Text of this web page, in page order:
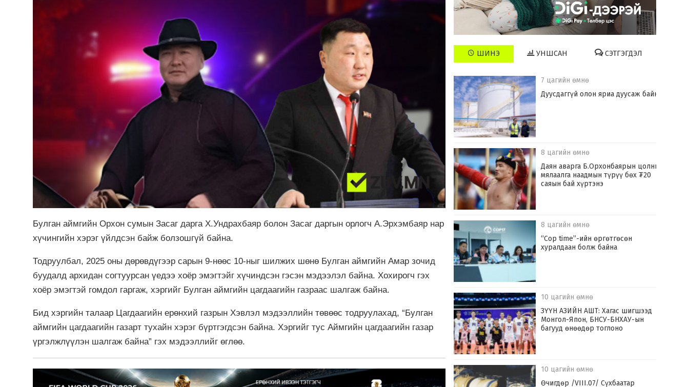
Булган аймгийн Орхон сумын Засаг дарга Х.Ундрахбаяр болон Засаг даргын орлогч А.Эрхэмбаяр нар
хүчингийн хэрэг үйлдсэн байж болзошгүй байна.
Тодруулбал, 2025 оны дөрөвдүгээр сарын 9-нөөс 10-ныг шилжих шөнө Булган аймгийн Амар зочид
буудалд архидан согтуурсан үедээ хоёр эмэгтэйг хүчиндсэн гэсэн мэдээлэл байна. Хохирогч гэх
хоёр эмэгтэй гомдол гаргаж, хэргийг Булган аймгийн цагдаагийн газраас шалгаж байна.
Бид хэргийн талаар Цагдаагийн ерөнхий газрын Хэвлэл мэдээллийн төвөөс тодруулахад, “Булган
аймгийн цагдаагийн газарт тухайн хэрэг бүртгэгдсэн байна. Хэргийг тус Аймгийн цагдаагийн газар
үргэлжлүүлэн шалгаж байна” гэх мэдээллийг өглөө.
ШИНЭ УНШСАН СЭТГЭГДЭЛ
7 цагийн өмнө
Дуусдаггүй олон яриа дуусаж байна
8 цагийн өмнө
Даян аварга Б.Орхонбаярын цолны
мялаалга наадмын түрүү бөх ₮20
саяын бай хүртэнэ
8 цагийн өмнө
“Cop time”-ийн өргөтгөсөн
хуралдаан болж байна
10 цагийн өмнө
ЗҮҮН АЗИЙН АШТ: Хагас шигшээд
Монгол-Япон, БНСУ-БНХАУ-ын
багууд өнөөдөр тоглоно
10 цагийн өмнө
Өчигдөр /VIII.07/ Сүхбаатар